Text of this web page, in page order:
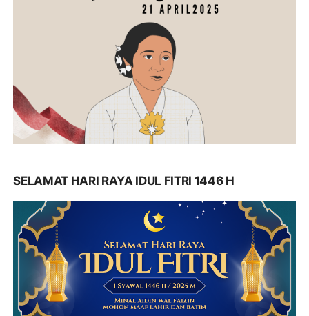
SELAMAT HARI RAYA IDUL FITRI 1446 H